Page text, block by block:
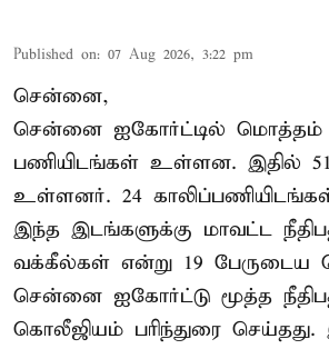
Published on: 07 Aug 2026, 3:22 pm
சென்னை,
சென்னை ஐகோர்ட்டில் மொத்தம்
பணியிடங்கள் உள்ளன. இதில் 51
உள்ளனர். 24
இந்த இடங்களுக்கு மாவட்ட
வக்கீல்கள் என்று 19 பேருடைய
சென்னை ஐகோர்ட்டு மூத்த
கொலீஜியம் பரிந்துரை